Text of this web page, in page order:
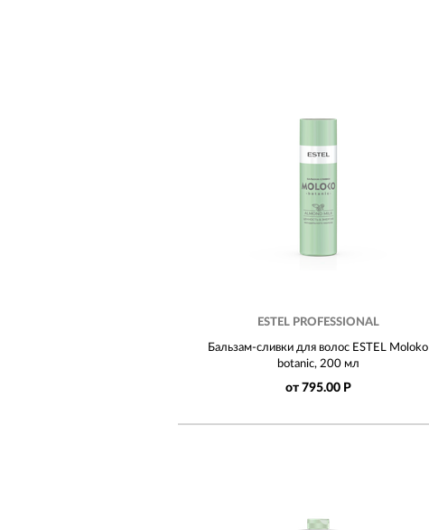
ESTEL PROFESSIONAL
Бальзам-сливки для волос ESTEL Moloko
botanic, 200 мл
от 795.00 Р